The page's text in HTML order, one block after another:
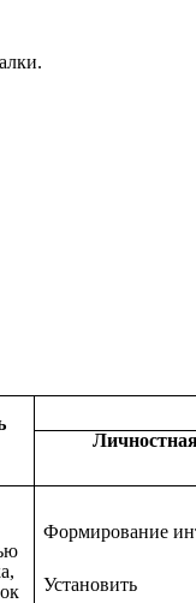
Формирование
Установить